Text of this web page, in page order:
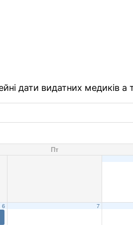
дати видатних медиків а
Пт
6 7